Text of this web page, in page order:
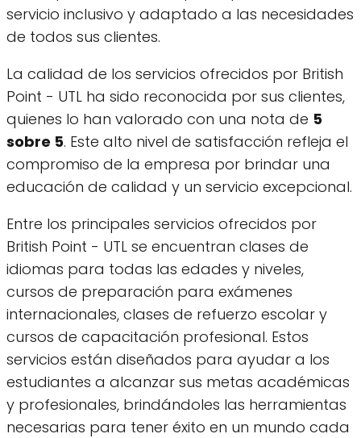
servicio inclusivo y adaptado a las necesidades
de todos sus clientes.
La calidad de los servicios ofrecidos por British
Point - UTL ha sido reconocida por sus clientes,
quienes lo han valorado con una nota de 5
sobre 5. Este alto nivel de satisfacción refleja el
compromiso de la empresa por brindar una
educación de calidad y un servicio excepcional.
Entre los principales servicios ofrecidos por
British Point - UTL se encuentran clases de
idiomas para todas las edades y niveles,
cursos de preparación para exámenes
internacionales, clases de refuerzo escolar y
cursos de capacitación profesional. Estos
servicios están diseñados para ayudar a los
estudiantes a alcanzar sus metas académicas
y profesionales, brindándoles las herramientas
necesarias para tener éxito en un mundo cada